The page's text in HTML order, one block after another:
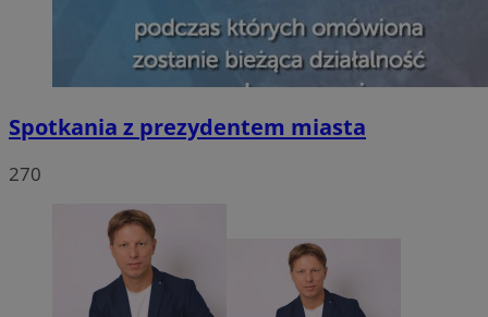
Spotkania z prezydentem miasta
270